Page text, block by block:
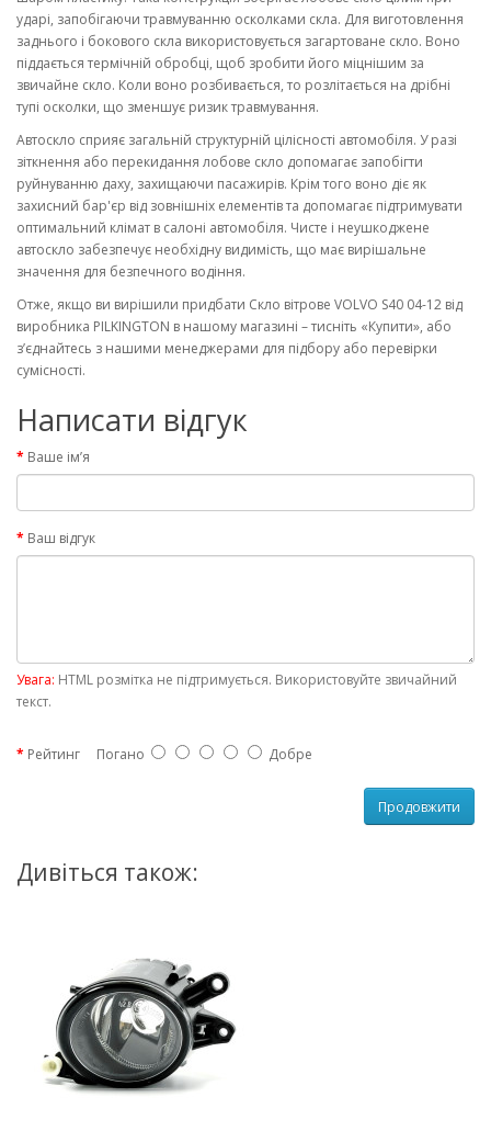
ударі, запобігаючи травмуванню осколками скла. Для виготовлення
заднього і бокового скла використовується загартоване скло. Воно
піддається термічній обробці, щоб зробити його міцнішим за
звичайне скло. Коли воно розбивається, то розлітається на дрібні
тупі осколки, що зменшує ризик травмування.
Автоскло сприяє загальній структурній цілісності автомобіля. У разі
зіткнення або перекидання лобове скло допомагає запобігти
руйнуванню даху, захищаючи пасажирів. Крім того воно діє як
захисний бар'єр від зовнішніх елементів та допомагає підтримувати
оптимальний клімат в салоні автомобіля. Чисте і неушкоджене
автоскло забезпечує необхідну видимість, що має вирішальне
значення для безпечного водіння.
Отже, якщо ви вирішили придбати Скло вітрове VOLVO S40 04-12 від
виробника PILKINGTON в нашому магазині – тисніть «Купити», або
з’єднайтесь з нашими менеджерами для підбору або перевірки
сумісності.
Написати відгук
Ваше ім’я
Ваш відгук
Увага: HTML розмітка не підтримується. Використовуйте звичайний
текст.
Рейтинг Погано Добре
Продовжити
Дивіться також: